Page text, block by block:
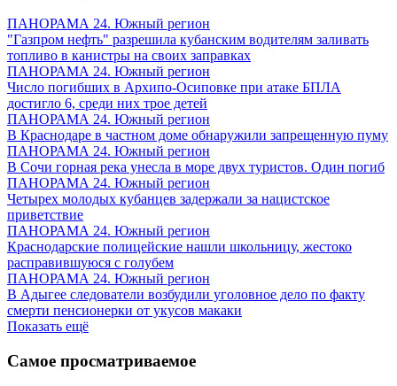
ПАНОРАМА 24. Южный регион
"Газпром нефть" разрешила кубанским водителям заливать
топливо в канистры на своих заправках
ПАНОРАМА 24. Южный регион
Число погибших в Архипо-Осиповке при атаке БПЛА
достигло 6, среди них трое детей
ПАНОРАМА 24. Южный регион
В Краснодаре в частном доме обнаружили запрещенную пуму
ПАНОРАМА 24. Южный регион
В Сочи горная река унесла в море двух туристов. Один погиб
ПАНОРАМА 24. Южный регион
Четырех молодых кубанцев задержали за нацистское
приветствие
ПАНОРАМА 24. Южный регион
Краснодарские полицейские нашли школьницу, жестоко
расправившуюся с голубем
ПАНОРАМА 24. Южный регион
В Адыгее следователи возбудили уголовное дело по факту
смерти пенсионерки от укусов макаки
Показать ещё
Самое просматриваемое